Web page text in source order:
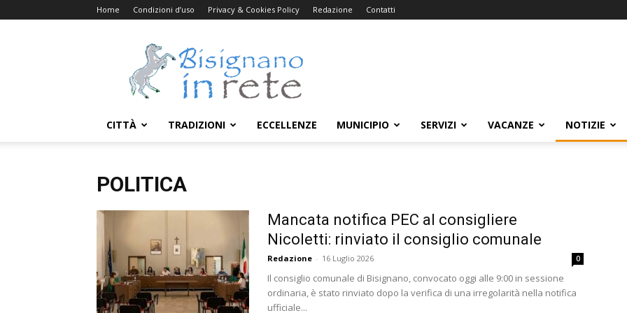
Home Condizioni d’uso Privacy & Cookies Policy Redazione Contatti
Bisignanoinrete.com
CITTÀ TRADIZIONI ECCELLENZE MUNICIPIO SERVIZI VACANZE NOTIZIE
POLITICA
Mancata notifica PEC al consigliere
Nicoletti: rinviato il consiglio comunale
Redazione - 16 Luglio 2026 0
Il consiglio comunale di Bisignano, convocato oggi alle 9:00 in sessione
ordinaria, è stato rinviato dopo la verifica di una irregolarità nella notifica
ufficiale...